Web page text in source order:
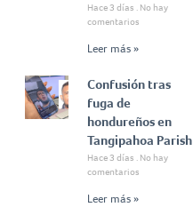
Hace 3 días
No hay
comentarios
Leer más »
Confusión tras
fuga de
hondureños en
Tangipahoa Parish
Hace 3 días
No hay
comentarios
Leer más »